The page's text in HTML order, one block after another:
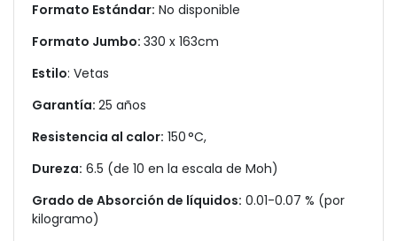
Formato Estándar: No disponible
Formato Jumbo: 330 x 163cm
Estilo: Vetas
Garantía: 25 años
Resistencia al calor: 150 °C,
Dureza: 6.5 (de 10 en la escala de Moh)
Grado de Absorción de líquidos: 0.01-0.07 % (por
kilogramo)